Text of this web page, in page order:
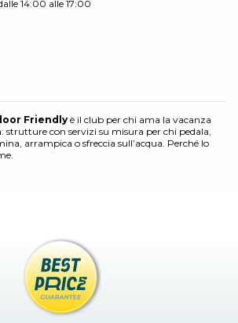
14:00 alle 17:00
Friendlyè il club per chi ama la vacanza
strutture con servizi su misura per chi pedala,
arrampica o sfreccia sull’acqua. Perché lo